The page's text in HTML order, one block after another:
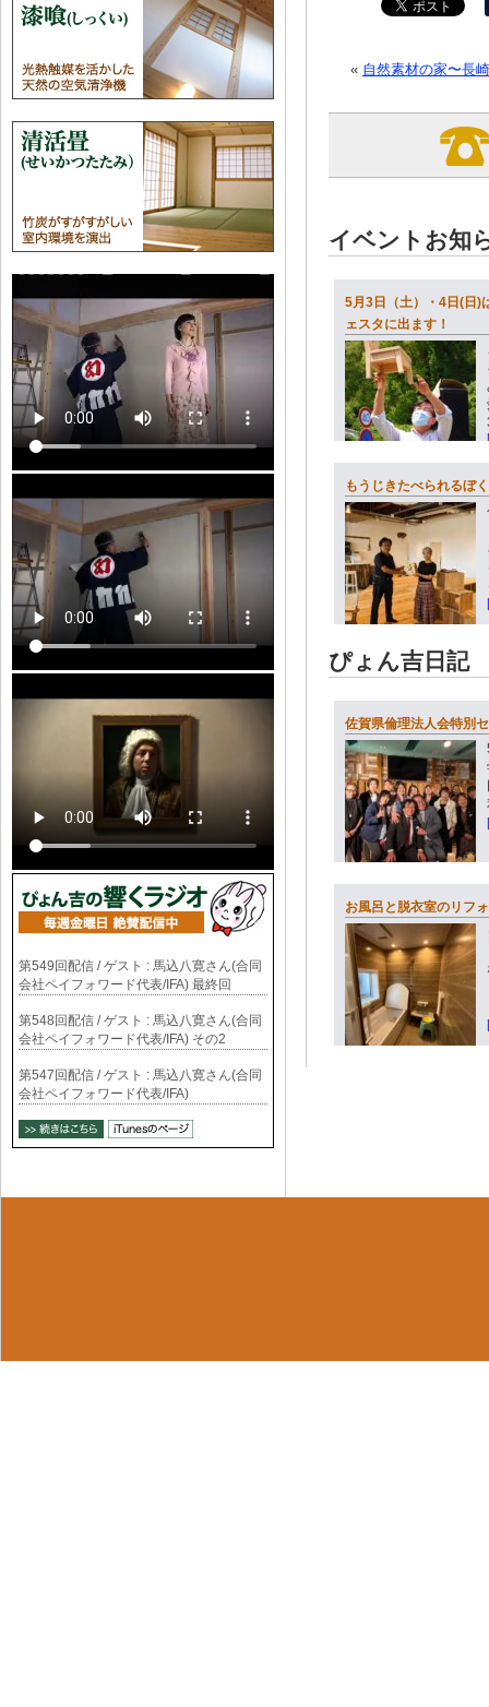
« 自然素材の家〜長
イベントお知
5月3日（土）・4日(日)
ェスタに出ます！
もうじきたべられるぼ
ぴょん吉日記
佐賀県倫理法人会特別
お風呂と脱衣室のリフ
第549回配信 / ゲスト : 馬込八寛さん(合同
会社ペイフォワード代表/IFA) 最終回
第548回配信 / ゲスト : 馬込八寛さん(合同
会社ペイフォワード代表/IFA) その2
第547回配信 / ゲスト : 馬込八寛さん(合同
会社ペイフォワード代表/IFA)